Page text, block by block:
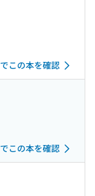
この本を確認
この本を確認